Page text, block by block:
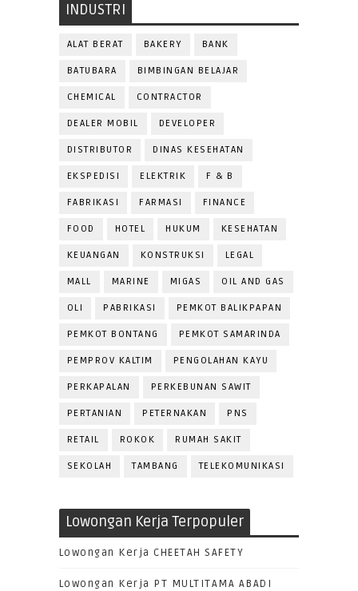
INDUSTRI
ALAT BERAT BAKERY BANK
BATUBARA BIMBINGAN BELAJAR
CHEMICAL CONTRACTOR
DEALER MOBIL DEVELOPER
DISTRIBUTOR DINAS KESEHATAN
EKSPEDISI ELEKTRIK F & B
FABRIKASI FARMASI FINANCE
FOOD HOTEL HUKUM KESEHATAN
KEUANGAN KONSTRUKSI LEGAL
MALL MARINE MIGAS OIL AND GAS
OLI PABRIKASI PEMKOT BALIKPAPAN
PEMKOT BONTANG PEMKOT SAMARINDA
PEMPROV KALTIM PENGOLAHAN KAYU
PERKAPALAN PERKEBUNAN SAWIT
PERTANIAN PETERNAKAN PNS
RETAIL ROKOK RUMAH SAKIT
SEKOLAH TAMBANG TELEKOMUNIKASI
Lowongan Kerja Terpopuler
Lowongan Kerja CHEETAH SAFETY
Lowongan Kerja PT MULTITAMA ABADI